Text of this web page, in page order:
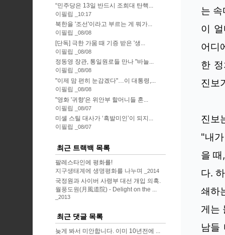
는
이
어디
한
진보
진보
"내
을
다.
쇄하
게는
남들
“민주당은 13일 반드시 조희대 탄핵...
이필립
10:17
북한을 '조선'이라고 부르는 게 뭐가...
이필립
08/08
[단독] 극한 가뭄 때 기증 받은 '생...
이필립
08/08
정동영 장관, 통일원로들 만나 "바늘...
이필립
08/08
"이제 맘 편히 눈감겠다"…이 대통령,...
이필립
08/08
"영화 '귀향'은 위안부 할머니들 혼...
이필립
08/07
미셸 스틸 대사가 ‘흑발미인’이 되지...
이필립
08/07
최근 트랙백 목록
팔레스타인에 평화를!
지구생태계에 생명평화를 나누며
2014
국정원과 사이버 사령부 대선 개입 의혹.
월풍도원(月風道院) - Delight on the ...
2013
최근 댓글 목록
늦게 봐서 미안합니다. 이미 10년전에 ...